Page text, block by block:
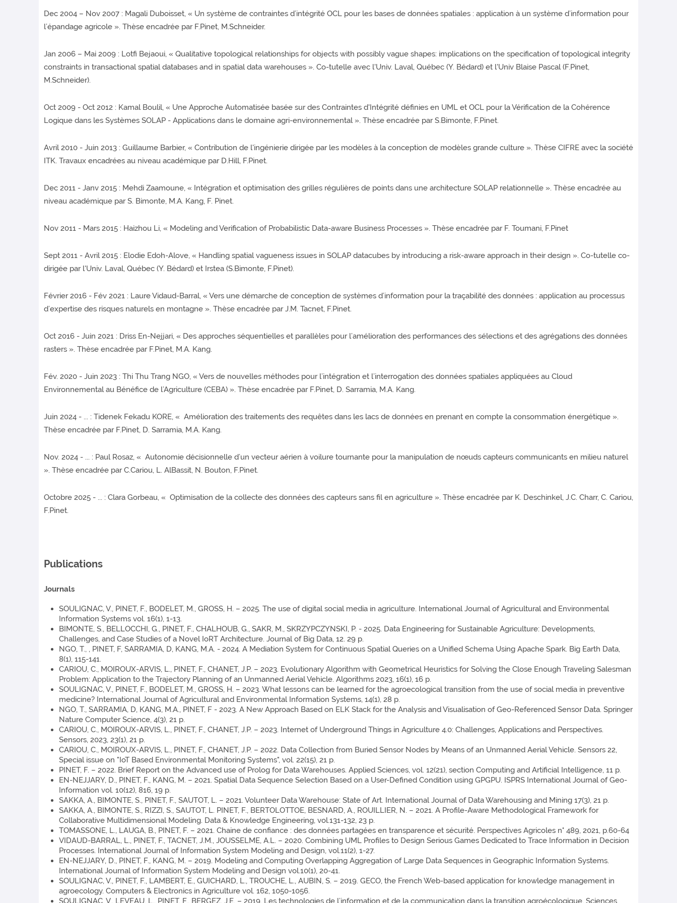
Dec 2004 – Nov 2007 : Magali Duboisset, « Un système de contraintes d’intégrité OCL pour les bases de données spatiales : application à un système d’information pour
l’épandage agricole ». Thèse encadrée par F.Pinet, M.Schneider.
Jan 2006 – Mai 2009 : Lotfi Bejaoui, « Qualitative topological relationships for objects with possibly vague shapes: implications on the specification of topological integrity
constraints in transactional spatial databases and in spatial data warehouses ». Co-tutelle avec l'Univ. Laval, Québec (Y. Bédard) et l'Univ Blaise Pascal (F.Pinet,
M.Schneider).
Oct 2009 - Oct 2012 : Kamal Boulil, « Une Approche Automatisée basée sur des Contraintes d'Intégrité définies en UML et OCL pour la Vérification de la Cohérence
Logique dans les Systèmes SOLAP - Applications dans le domaine agri-environnemental ». Thèse encadrée par S.Bimonte, F.Pinet.
Avril 2010 - Juin 2013 : Guillaume Barbier, « Contribution de l'ingénierie dirigée par les modèles à la conception de modèles grande culture ». Thèse CIFRE avec la société
ITK. Travaux encadrées au niveau académique par D.Hill, F.Pinet.
Dec 2011 - Janv 2015 : Mehdi Zaamoune, « Intégration et optimisation des grilles régulières de points dans une architecture SOLAP relationnelle ». Thèse encadrée au
niveau académique par S. Bimonte, M.A. Kang, F. Pinet.
Nov 2011 - Mars 2015 : Haizhou Li, « Modeling and Verification of Probabilistic Data-aware Business Processes ». Thèse encadrée par F. Toumani, F.Pinet
Sept 2011 - Avril 2015 : Elodie Edoh-Alove, « Handling spatial vagueness issues in SOLAP datacubes by introducing a risk-aware approach in their design ». Co-tutelle co-
dirigée par l'Univ. Laval, Québec (Y. Bédard) et Irstea (S.Bimonte, F.Pinet).
Février 2016 - Fév 2021 : Laure Vidaud-Barral, « Vers une démarche de conception de systèmes d’information pour la traçabilité des données : application au processus
d’expertise des risques naturels en montagne ». Thèse encadrée par J.M. Tacnet, F.Pinet.
Oct 2016 - Juin 2021 : Driss En-Nejjari, « Des approches séquentielles et parallèles pour l’amélioration des performances des sélections et des agrégations des données
rasters ». Thèse encadrée par F.Pinet, M.A. Kang.
Fév. 2020 - Juin 2023 : Thi Thu Trang NGO, « Vers de nouvelles méthodes pour l’intégration et l’interrogation des données spatiales appliquées au Cloud
Environnemental au Bénéfice de l’Agriculture (CEBA) ». Thèse encadrée par F.Pinet, D. Sarramia, M.A. Kang.
Juin 2024 - ... : Tidenek Fekadu KORE, « Amélioration des traitements des requêtes dans les lacs de données en prenant en compte la consommation énergétique ».
Thèse encadrée par F.Pinet, D. Sarramia, M.A. Kang.
Nov. 2024 - ... : Paul Rosaz, « Autonomie décisionnelle d’un vecteur aérien à voilure tournante pour la manipulation de nœuds capteurs communicants en milieu naturel
». Thèse encadrée par C.Cariou, L. AlBassit, N. Bouton, F.Pinet.
Octobre 2025 - ... : Clara Gorbeau, « Optimisation de la collecte des données des capteurs sans fil en agriculture ». Thèse encadrée par K. Deschinkel, J.C. Charr, C. Cariou,
F.Pinet.
Publications
Journals
SOULIGNAC, V., PINET, F., BODELET, M., GROSS, H. – 2025. The use of digital social media in agriculture. International Journal of Agricultural and Environmental
Information Systems vol. 16(1), 1-13.
BIMONTE, S., BELLOCCHI, G., PINET, F., CHALHOUB, G., SAKR, M., SKRZYPCZYNSKI, P. - 2025. Data Engineering for Sustainable Agriculture: Developments,
Challenges, and Case Studies of a Novel IoRT Architecture. Journal of Big Data, 12. 29 p.
NGO, T., , PINET, F, SARRAMIA, D, KANG, M.A. - 2024. A Mediation System for Continuous Spatial Queries on a Unified Schema Using Apache Spark. Big Earth Data,
8(1), 115-141.
CARIOU, C., MOIROUX-ARVIS, L., PINET, F., CHANET, J.P. – 2023. Evolutionary Algorithm with Geometrical Heuristics for Solving the Close Enough Traveling Salesman
Problem: Application to the Trajectory Planning of an Unmanned Aerial Vehicle. Algorithms 2023, 16(1), 16 p.
SOULIGNAC, V., PINET, F., BODELET, M., GROSS, H. – 2023. What lessons can be learned for the agroecological transition from the use of social media in preventive
medicine? International Journal of Agricultural and Environmental Information Systems, 14(1), 28 p.
NGO, T., SARRAMIA, D, KANG, M.A., PINET, F - 2023. A New Approach Based on ELK Stack for the Analysis and Visualisation of Geo-Referenced Sensor Data. Springer
Nature Computer Science, 4(3), 21 p.
CARIOU, C., MOIROUX-ARVIS, L., PINET, F., CHANET, J.P. – 2023. Internet of Underground Things in Agriculture 4.0: Challenges, Applications and Perspectives.
Sensors, 2023, 23(1), 21 p.
CARIOU, C., MOIROUX-ARVIS, L., PINET, F., CHANET, J.P. – 2022. Data Collection from Buried Sensor Nodes by Means of an Unmanned Aerial Vehicle. Sensors 22,
Special issue on "IoT Based Environmental Monitoring Systems", vol. 22(15), 21 p.
PINET, F. – 2022. Brief Report on the Advanced use of Prolog for Data Warehouses. Applied Sciences, vol. 12(21), section Computing and Artificial Intelligence, 11 p.
EN-NEJJARY, D., PINET, F., KANG, M. – 2021. Spatial Data Sequence Selection Based on a User-Defined Condition using GPGPU. ISPRS International Journal of Geo-
Information vol. 10(12), 816, 19 p.
SAKKA, A., BIMONTE, S., PINET, F., SAUTOT, L. – 2021. Volunteer Data Warehouse: State of Art. International Journal of Data Warehousing and Mining 17(3), 21 p.
SAKKA, A., BIMONTE, S., RIZZI, S., SAUTOT, L. PINET, F., BERTOLOTTOE, BESNARD, A., ROUILLIER, N. – 2021. A Profile-Aware Methodological Framework for
Collaborative Multidimensional Modeling. Data & Knowledge Engineering, vol.131-132, 23 p.
TOMASSONE, L., LAUGA, B., PINET, F. – 2021. Chaine de confiance : des données partagées en transparence et sécurité. Perspectives Agricoles n° 489, 2021, p.60-64
VIDAUD-BARRAL, L., PINET, F., TACNET, J.M., JOUSSELME, A.L. – 2020. Combining UML Profiles to Design Serious Games Dedicated to Trace Information in Decision
Processes. International Journal of Information System Modeling and Design, vol.11(2), 1-27.
EN-NEJJARY, D., PINET, F., KANG, M. – 2019. Modeling and Computing Overlapping Aggregation of Large Data Sequences in Geographic Information Systems.
International Journal of Information System Modeling and Design vol.10(1), 20-41.
SOULIGNAC, V., PINET, F., LAMBERT, E., GUICHARD, L., TROUCHE, L., AUBIN, S. – 2019. GECO, the French Web-based application for knowledge management in
agroecology. Computers & Electronics in Agriculture vol. 162, 1050-1056.
SOULIGNAC, V., LEVEAU, L., PINET, F., BERGEZ, J.E. – 2019. Les technologies de l’information et de la communication dans la transition agroécologique. Sciences